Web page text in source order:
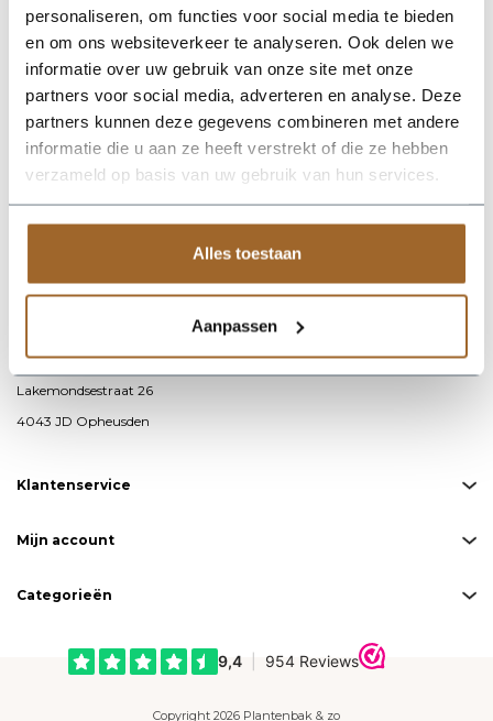
personaliseren, om functies voor social media te bieden
en om ons websiteverkeer te analyseren. Ook delen we
informatie over uw gebruik van onze site met onze
partners voor social media, adverteren en analyse. Deze
partners kunnen deze gegevens combineren met andere
informatie die u aan ze heeft verstrekt of die ze hebben
verzameld op basis van uw gebruik van hun services.
Alles toestaan
Aanpassen
085 – 487 19 00
BTW-nummer: NL860691871B01
Lakemondsestraat 26
4043 JD Opheusden
Klantenservice
Mijn account
Categorieën
Copyright 2026 Plantenbak & zo